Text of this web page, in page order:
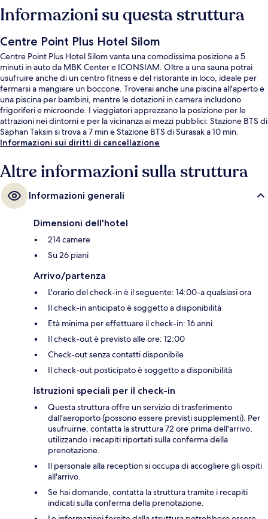
Informazioni su questa struttura
Centre Point Plus Hotel Silom
Centre Point Plus Hotel Silom vanta una comodissima posizione a 5
minuti in auto da MBK Center e ICONSIAM. Oltre a una sauna potrai
usufruire anche di un centro fitness e del ristorante in loco, ideale per
fermarsi a mangiare un boccone. Troverai anche una piscina all'aperto e
una piscina per bambini, mentre le dotazioni in camera includono
frigoriferi e microonde. I viaggiatori apprezzano la posizione per le
attrazioni nei dintorni e per la vicinanza ai mezzi pubblici: Stazione BTS di
Saphan Taksin si trova a 7 min e Stazione BTS di Surasak a 10 min.
Informazioni sui diritti di cancellazione
Altre informazioni sulla struttura
Informazioni generali
Dimensioni dell'hotel
214 camere
Su 26 piani
Arrivo/partenza
L'orario del check-in è il seguente: 14:00-a qualsiasi ora
Il check-in anticipato è soggetto a disponibilità
Età minima per effettuare il check-in: 16 anni
Il check-out è previsto alle ore: 12:00
Check-out senza contatti disponibile
Il check-out posticipato è soggetto a disponibilità
Istruzioni speciali per il check-in
Questa struttura offre un servizio di trasferimento
dall'aeroporto (possono essere previsti supplementi). Per
usufruirne, contatta la struttura 72 ore prima dell'arrivo,
utilizzando i recapiti riportati sulla conferma della
prenotazione.
Il personale alla reception si occupa di accogliere gli ospiti
all'arrivo.
Se hai domande, contatta la struttura tramite i recapiti
indicati sulla conferma della prenotazione.